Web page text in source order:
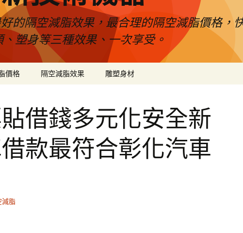
的隔空減脂效果，最合理的隔空減脂價格，
塑身等三種效果、一次享受。
價格 隔空減脂效果 雕塑身材
借錢多元化安全新
款最符合彰化汽車
減脂